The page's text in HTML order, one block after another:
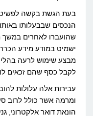
בעת הגשת בקשה
הנכסים שבבעלותו
שהועברו לאחרים במשך
ישמיט במודע מידע
מבצע שימוש לרעה
לקבל כסף שהם זכאים
עבירות אלה עלולות
ומרמה אשר כולל לרוב
הונאת דואר אלקטרוני,